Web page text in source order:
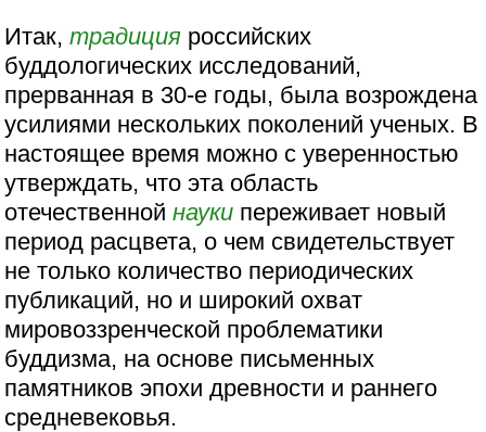
Итак,традиция российских
буддологических исследований,
прерванная в 30-е годы, была возрождена
усилиями нескольких поколений ученых. В
настоящее время можно с уверенностью
утверждать, что эта область
отечественнойнауки переживает новый
период расцвета, о чем свидетельствует
не только количество периодических
публикаций, но и широкий охват
мировоззренческой проблематики
буддизма, на основе письменных
памятников эпохи древности и раннего
средневековья.